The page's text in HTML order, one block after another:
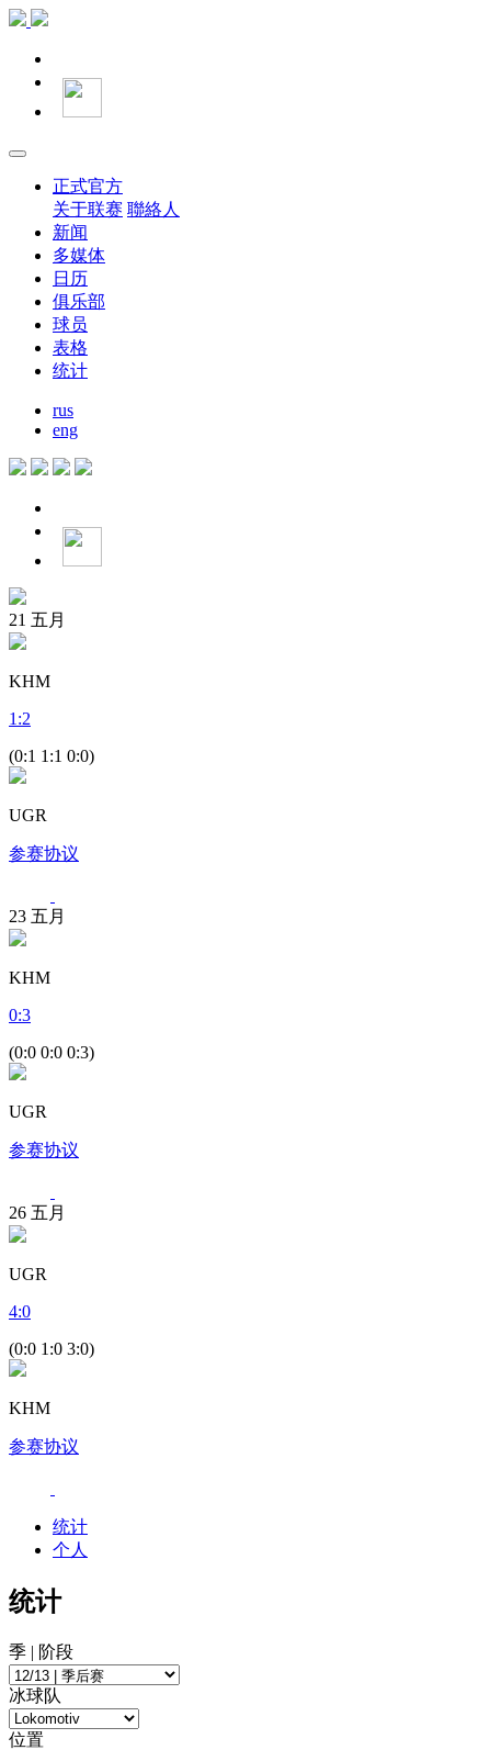
正式官方
关于联赛 聯絡人
新闻
多媒体
日历
俱乐部
球员
表格
统计
rus
eng
21 五月
KHM
1 :2
(0:1 1:1 0:0)
UGR
参赛协议
23 五月
KHM
0:3
(0:0 0:0 0:3)
UGR
参赛协议
26 五月
UGR
4:0
(0:0 1:0 3:0)
KHM
参赛协议
统计
个人
统计
季 | 阶段
冰球队
位置